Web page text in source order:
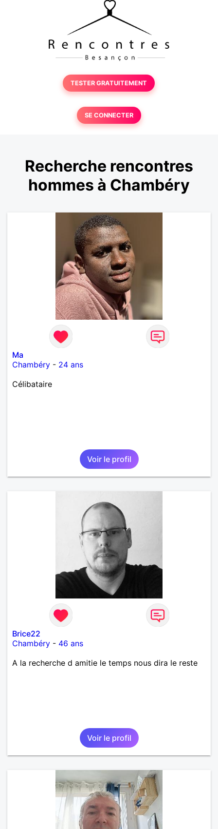
TESTER GRATUITEMENT
SE CONNECTER
Recherche rencontres
hommes à Chambéry
Ma
Chambéry - 24 ans
Célibataire
Voir le profil
Brice22
Chambéry - 46 ans
A la recherche d amitie le temps nous dira le reste
Voir le profil